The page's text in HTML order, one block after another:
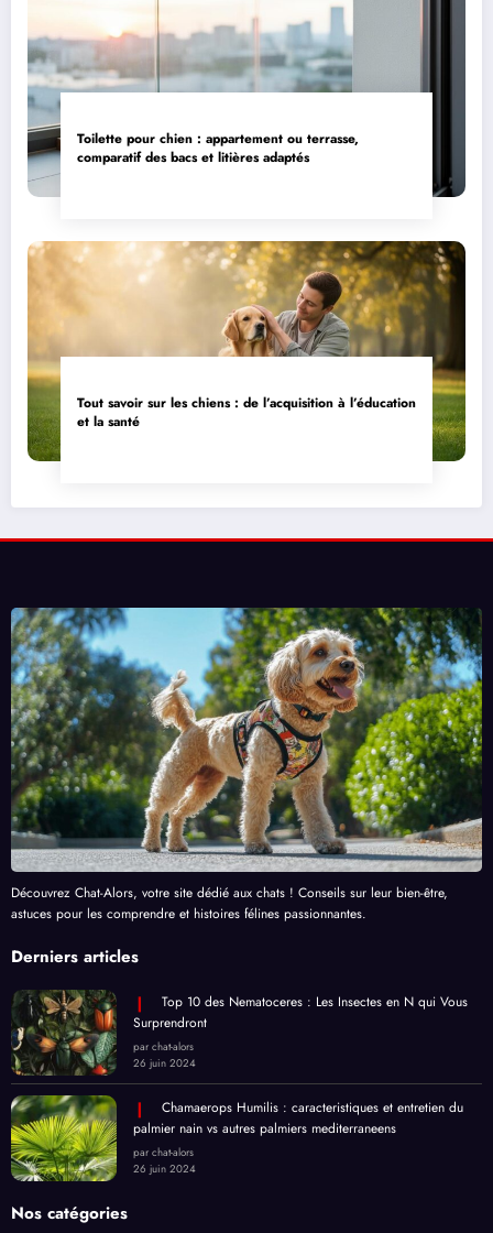
Toilette pour chien : appartement ou terrasse,
comparatif des bacs et litières adaptés
Tout savoir sur les chiens : de l’acquisition à l’éducation
et la santé
Découvrez Chat-Alors, votre site dédié aux chats ! Conseils sur leur bien-être,
astuces pour les comprendre et histoires félines passionnantes.
Derniers articles
Top 10 des Nematoceres : Les Insectes en N qui Vous
Surprendront
par chat-alors
26 juin 2024
Chamaerops Humilis : caracteristiques et entretien du
palmier nain vs autres palmiers mediterraneens
par chat-alors
26 juin 2024
Nos catégories